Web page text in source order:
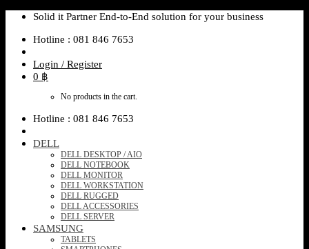
Skip
content
Solid it Partner End-to-End solution for your business
Hotline : 081 846 7653
Login / Register
0 ฿
No products in the cart.
Hotline : 081 846 7653
DELL
DELL DESKTOP / AIO
DELL NOTEBOOK
DELL MONITOR
DELL WORKSTATION
DELL RUGGED
DELL ACCESSORIES
DELL SERVER
SAMSUNG
TABLETS